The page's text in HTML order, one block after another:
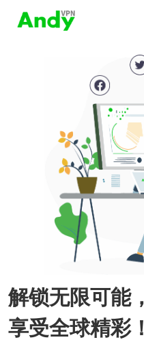
解锁无限可能，
享受全球精彩！